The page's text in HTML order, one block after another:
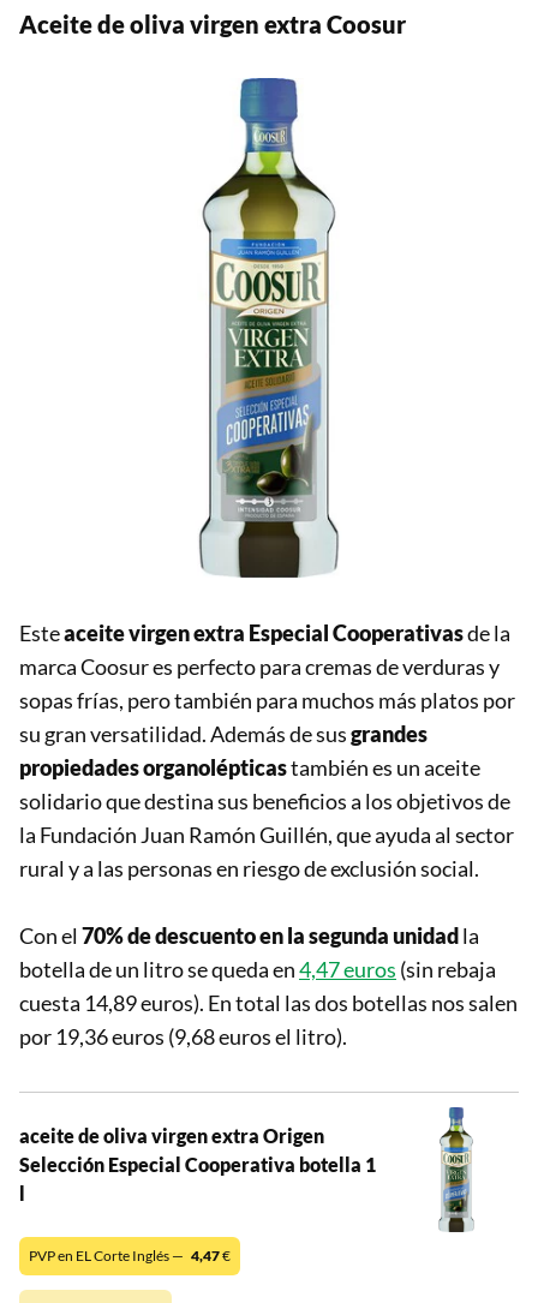
Aceite de oliva virgen extra Coosur
Esteaceite virgen extra Especial Cooperativasde la
marca Coosur es perfecto para cremas de verduras y
sopas frías, pero también para muchos más platos por
su gran versatilidad. Además de susgrandes
propiedades organolépticastambién es un aceite
solidario que destina sus beneficios a los objetivos de
la Fundación Juan Ramón Guillén, que ayuda al sector
rural y a las personas en riesgo de exclusión social.
Con el 70% de descuento en la segunda unidadla
botella de un litro se queda en4,47 euros (sin rebaja
cuesta 14,89 euros). En total las dos botellas nos salen
por 19,36 euros (9,68 euros el litro).
aceite de oliva virgen extra Origen
Selección Especial Cooperativa botella 1
l
PVP en EL Corte Inglés — 4,47€